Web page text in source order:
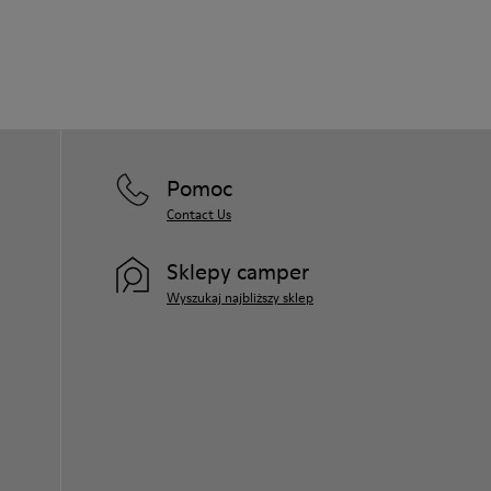
Pomoc
Contact Us
Sklepy camper
Wyszukaj najbliższy sklep